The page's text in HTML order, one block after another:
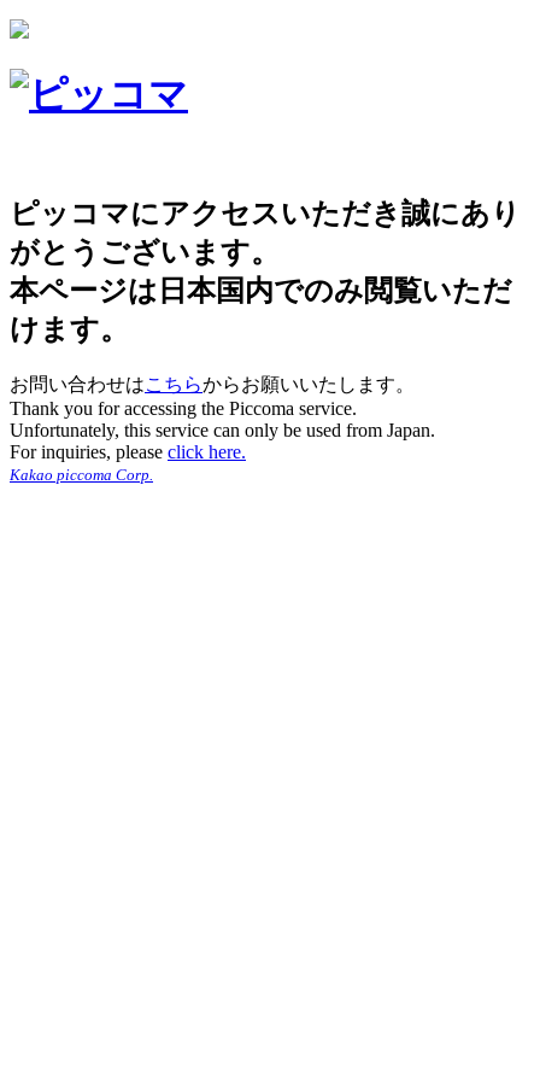
ピッコマにアクセスいただき誠にあり
がとうございます。
本ページは日本国内でのみ閲覧いただ
けます。
お問い合わせはこちらからお願いいたします。
Thank you for accessing the Piccoma service.
Unfortunately, this service can only be used from Japan.
For inquiries, please click here.
Kakao piccoma Corp.